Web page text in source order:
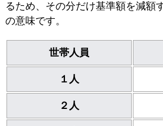
るため、その分だけ基準額を減額
の意味です。
世帯人員
１人
２人